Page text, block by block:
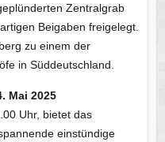
Zentralgrab
Beigaben freigelegt.
zu einem der
in Süddeutschland.
Mai 2025
Uhr, bietet das
einstündige